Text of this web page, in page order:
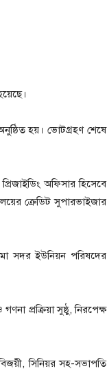
হয়। ভোটগ্রহণ শেষে
অফিসার হিসেবে
ক্রেডিট সুপারভাইজার
সদর ইউনিয়ন পরিষদের
প্রক্রিয়া সুষ্ঠু, নিরপেক্ষ
সিনিয়র সহ-সভাপতি